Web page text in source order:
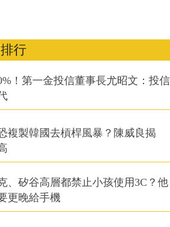
行
！第一金投信董事長尤昭文：投信
複製韓國去槓桿風暴？陳威良揭
、矽谷高層都禁止小孩使用3C？他
更晚給手機